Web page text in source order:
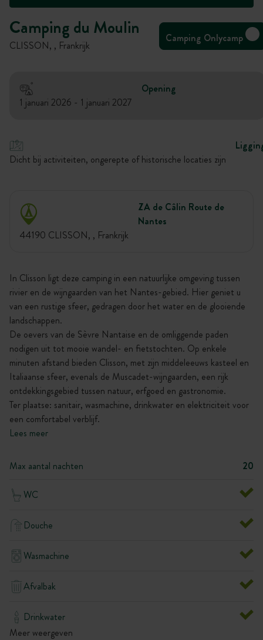
Camping du Moulin
CLISSON, , Frankrijk
Camping Onlycamp
Opening
1 januari 2026 - 1 januari 2027
Dicht bij activiteiten, ongerepte of historische locaties zijn
ZA de Câlin Route de
Nantes
44190 CLISSON, , Frankrijk
In Clisson ligt deze camping in een natuurlijke omgeving tussen
rivier en de wijngaarden van het Nantes-gebied. Hier geniet u
van een rustige sfeer, gedragen door het water en de glooiende
landschappen.
De oevers van de Sèvre Nantaise en de omliggende paden
nodigen uit tot mooie wandel- en fietstochten. Op enkele
minuten afstand bieden Clisson, met zijn middeleeuws kasteel en
Italiaanse sfeer, evenals de Muscadet-wijngaarden, een rijk
ontdekkingsgebied tussen natuur, erfgoed en gastronomie.
Ter plaatse: sanitair, wasmachine, drinkwater en elektriciteit voor
een comfortabel verblijf.
Lees meer
Max aantal nachten 20
WC
Douche
Wasmachine
Afvalbak
Drinkwater
Meer weergeven